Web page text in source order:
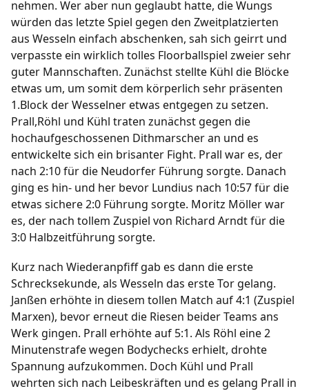
nehmen. Wer aber nun geglaubt hatte, die Wungs
würden das letzte Spiel gegen den Zweitplatzierten
aus Wesseln einfach abschenken, sah sich geirrt und
verpasste ein wirklich tolles Floorballspiel zweier sehr
guter Mannschaften. Zunächst stellte Kühl die Blöcke
etwas um, um somit dem körperlich sehr präsenten
1.Block der Wesselner etwas entgegen zu setzen.
Prall,Röhl und Kühl traten zunächst gegen die
hochaufgeschossenen Dithmarscher an und es
entwickelte sich ein brisanter Fight. Prall war es, der
nach 2:10 für die Neudorfer Führung sorgte. Danach
ging es hin- und her bevor Lundius nach 10:57 für die
etwas sichere 2:0 Führung sorgte. Moritz Möller war
es, der nach tollem Zuspiel von Richard Arndt für die
3:0 Halbzeitführung sorgte.
Kurz nach Wiederanpfiff gab es dann die erste
Schrecksekunde, als Wesseln das erste Tor gelang.
Janßen erhöhte in diesem tollen Match auf 4:1 (Zuspiel
Marxen), bevor erneut die Riesen beider Teams ans
Werk gingen. Prall erhöhte auf 5:1. Als Röhl eine 2
Minutenstrafe wegen Bodychecks erhielt, drohte
Spannung aufzukommen. Doch Kühl und Prall
wehrten sich nach Leibeskräften und es gelang Prall in